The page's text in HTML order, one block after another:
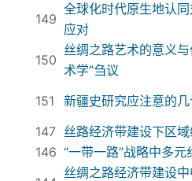
149
全球化时代原生地认
应对
150
丝绸之路艺术的意义
术学”刍议
151 新疆史研究应注意的
147 丝路经济带建设下区
146 “一带一路”战略中多
丝绸之路经济带建设